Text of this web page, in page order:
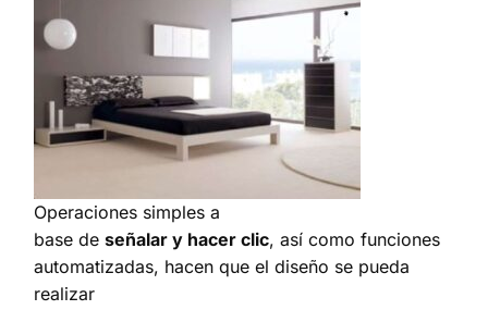
Operaciones simples a
base de señalar y hacer clic, así como funciones
automatizadas, hacen que el diseño se pueda
realizar